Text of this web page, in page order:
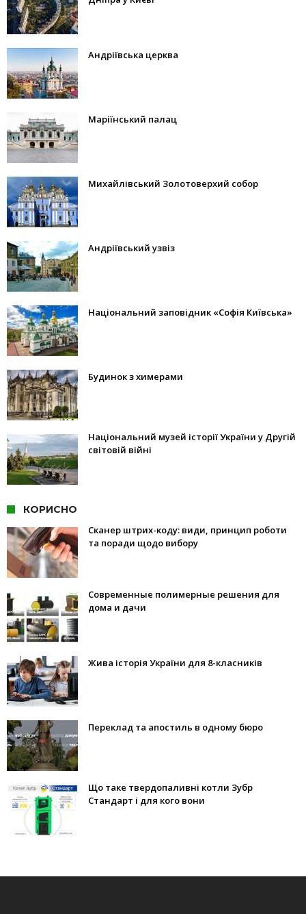
Андріївська церква
Маріїнський палац
Михайлівський Золотоверхий собор
Андріївський узвіз
Національний заповідник «Софія Київська»
Будинок з химерами
Національний музей історії України у Другій
світовій війні
КОРИСНО
Сканер штрих-коду: види, принцип роботи
та поради щодо вибору
Современные полимерные решения для
дома и дачи
Жива історія України для 8-класників
Переклад та апостиль в одному бюро
Що таке твердопаливні котли Зубр
Стандарт і для кого вони